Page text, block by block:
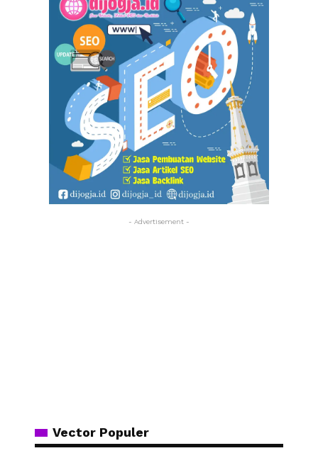
- Advertisement -
Vector Populer